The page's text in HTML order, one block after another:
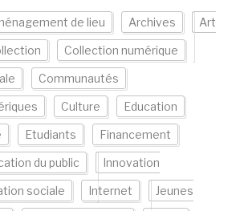
de lieu Archives Art
Collection numérique
Communautés
Culture Education
Etudiants Financement
du public Innovation
sociale Internet Jeunes